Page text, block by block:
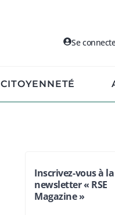
Se
CITOYENNETÉ
Inscrivez-vous à la
newsletter « RSE
Magazine »